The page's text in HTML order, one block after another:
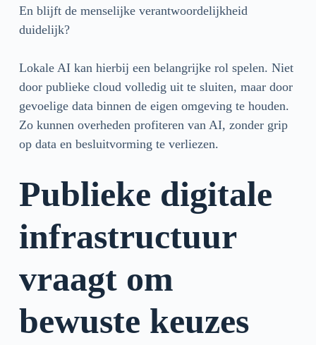
En blijft de menselijke verantwoordelijkheid
duidelijk?
Lokale AI kan hierbij een belangrijke rol spelen. Niet
door publieke cloud volledig uit te sluiten, maar door
gevoelige data binnen de eigen omgeving te houden.
Zo kunnen overheden profiteren van AI, zonder grip
op data en besluitvorming te verliezen.
Publieke digitale
infrastructuur
vraagt om
bewuste keuzes